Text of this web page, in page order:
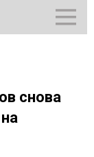
снова